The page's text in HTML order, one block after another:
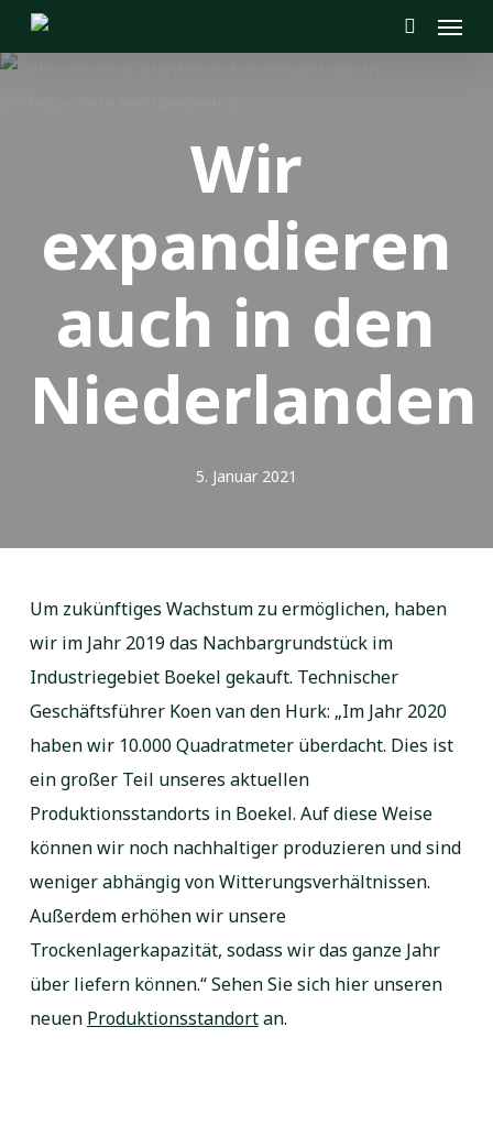
Skip
to
search
Menu
Wir
expandieren
auch in den
Niederlanden
5. Januar 2021
Um zukünftiges Wachstum zu ermöglichen, haben
wir im Jahr 2019 das Nachbargrundstück im
Industriegebiet Boekel gekauft. Technischer
Geschäftsführer Koen van den Hurk: „Im Jahr 2020
haben wir 10.000 Quadratmeter überdacht. Dies ist
ein großer Teil unseres aktuellen
Produktionsstandorts in Boekel. Auf diese Weise
können wir noch nachhaltiger produzieren und sind
weniger abhängig von Witterungsverhältnissen.
Außerdem erhöhen wir unsere
Trockenlagerkapazität, sodass wir das ganze Jahr
über liefern können.“ Sehen Sie sich hier unseren
neuen Produktionsstandortan.